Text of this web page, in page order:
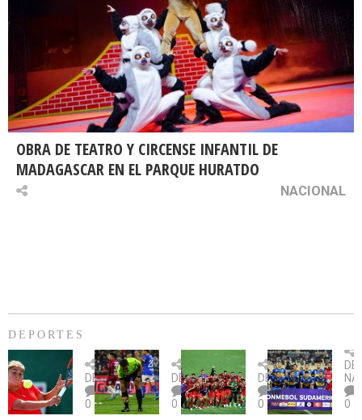
OBRA DE TEATRO Y CIRCENSE INFANTIL DE
MADAGASCAR EN EL PARQUE HURATDO
NACIONAL
DEPORTES
Billie
Jean
King
Cup:
DEPORTES
0
U.
Católica
fue
citada
DEPORTES
0
Copa
Sudamericana:
U.
La
DEPORTES
0
un
0